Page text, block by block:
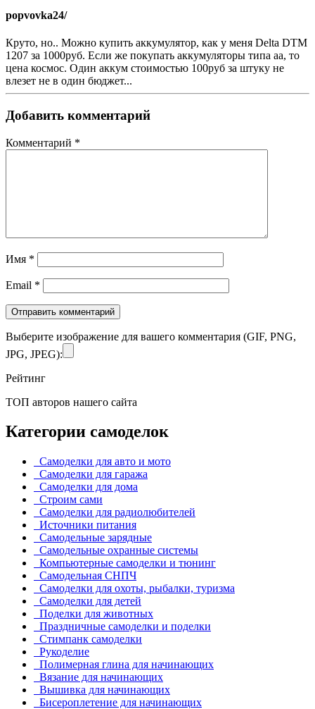
popvovka24/
Круто, но.. Можно купить аккумулятор, как у меня Delta DTM
1207 за 1000руб. Если же покупать аккумуляторы типа аа, то
цена космос. Один аккум стоимостью 100руб за штуку не
влезет не в один бюджет...
Добавить комментарий
Комментарий *
Имя *
Email *
Выберите изображение для вашего комментария (GIF, PNG,
JPG, JPEG):
Рейтинг
ТОП авторов нашего сайта
Категории самоделок
Самоделки для авто и мото
Самоделки для гаража
Самоделки для дома
Строим сами
Самоделки для радиолюбителей
Источники питания
Самодельные зарядные
Самодельные охранные системы
Компьютерные самоделки и тюнинг
Самодельная СНПЧ
Самоделки для охоты, рыбалки, туризма
Самоделки для детей
Поделки для животных
Праздничные самоделки и поделки
Стимпанк самоделки
Рукоделие
Полимерная глина для начинающих
Вязание для начинающих
Вышивка для начинающих
Бисероплетение для начинающих